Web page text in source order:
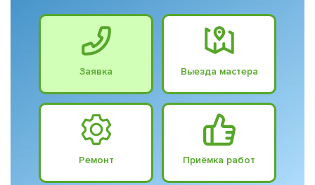
Заявка Выезда мастера
Ремонт Приёмка работ